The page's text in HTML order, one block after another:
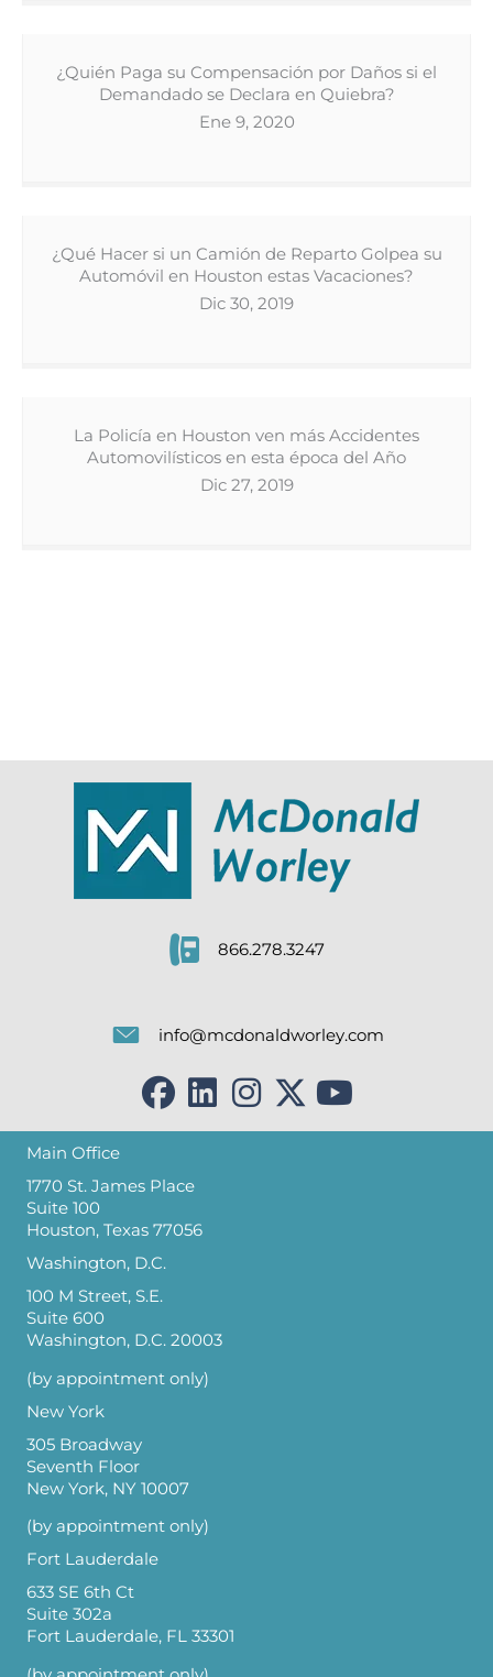
¿Quién Paga su Compensación por Daños si el
Demandado se Declara en Quiebra?
Ene 9, 2020
¿Qué Hacer si un Camión de Reparto Golpea su
Automóvil en Houston estas Vacaciones?
Dic 30, 2019
La Policía en Houston ven más Accidentes
Automovilísticos en esta época del Año
Dic 27, 2019
866.278.3247
info@mcdonaldworley.com
Main Office
1770 St. James Place
Suite 100
Houston, Texas 77056
Washington, D.C.
100 M Street, S.E.
Suite 600
Washington, D.C. 20003
(by appointment only)
New York
305 Broadway
Seventh Floor
New York, NY 10007
(by appointment only)
Fort Lauderdale
633 SE 6th Ct
Suite 302a
Fort Lauderdale, FL 33301